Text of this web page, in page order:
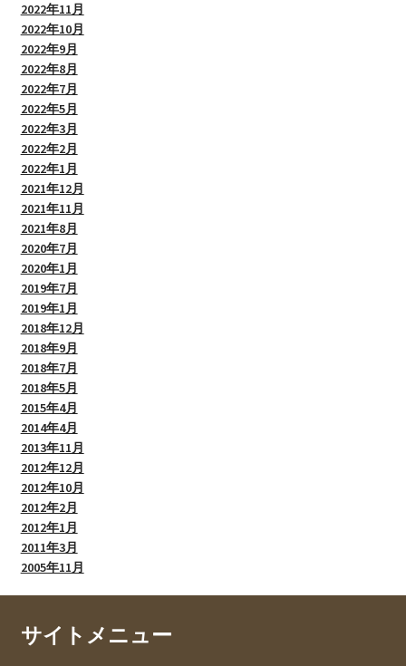
2022年11月
2022年10月
2022年9月
2022年8月
2022年7月
2022年5月
2022年3月
2022年2月
2022年1月
2021年12月
2021年11月
2021年8月
2020年7月
2020年1月
2019年7月
2019年1月
2018年12月
2018年9月
2018年7月
2018年5月
2015年4月
2014年4月
2013年11月
2012年12月
2012年10月
2012年2月
2012年1月
2011年3月
2005年11月
サイトメニュー